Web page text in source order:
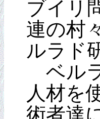
ブイリ
連の村
ルラド
ベル
人材を
術者達